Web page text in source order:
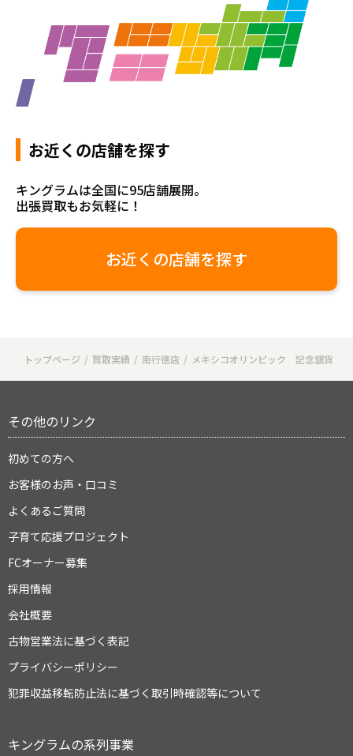
お近くの店舗を探す
キングラムは全国に95店舗展開。
出張買取もお気軽に！
お近くの店舗を探す
トップページ 買取実績 南行徳店 メキシコオリンピック 記念銀貨
その他のリンク
初めての方へ
お客様のお声・口コミ
よくあるご質問
子育て応援プロジェクト
FCオーナー募集
採用情報
会社概要
古物営業法に基づく表記
プライバシーポリシー
犯罪収益移転防止法に基づく取引時確認等について
キングラムの系列事業